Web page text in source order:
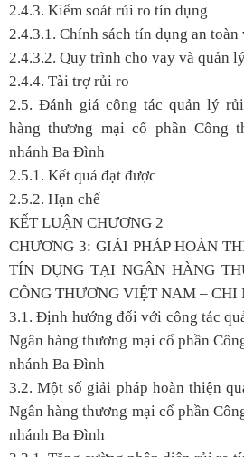
2.4.3. Kiểm soát rủi ro tín dụng
2.4.3.1. Chính sách tín dụng an toàn
2.4.3.2. Quy trình cho vay và quản
2.4.4. Tài trợ rủi ro
2.5. Đánh giá công tác quản lý
hàng thương mại cổ phần Công
nhánh Ba Đình
2.5.1. Kết quả đạt được
2.5.2. Hạn chế
KẾT LUẬN CHƯƠNG 2
CHƯƠNG 3: GIẢI PHÁP HOÀN
TÍN DỤNG TẠI NGÂN HÀNG
CÔNG THƯƠNG VIỆT NAM –
3.1. Định hướng đối với công tác
Ngân hàng thương mại cổ phần
nhánh Ba Đình
3.2. Một số giải pháp hoàn thiện
Ngân hàng thương mại cổ phần
nhánh Ba Đình